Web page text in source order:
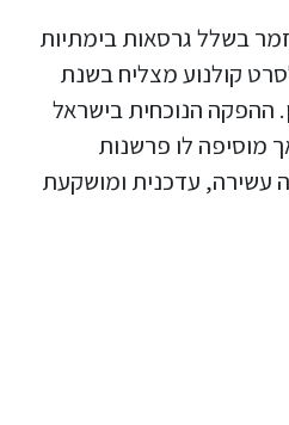
בשלל גרסאות בימתיות
קולנוע מצליח בשנת
ההפקה הנוכחית בישראל
מוסיפה לו פרשנות
עשירה, עדכנית ומושקעת